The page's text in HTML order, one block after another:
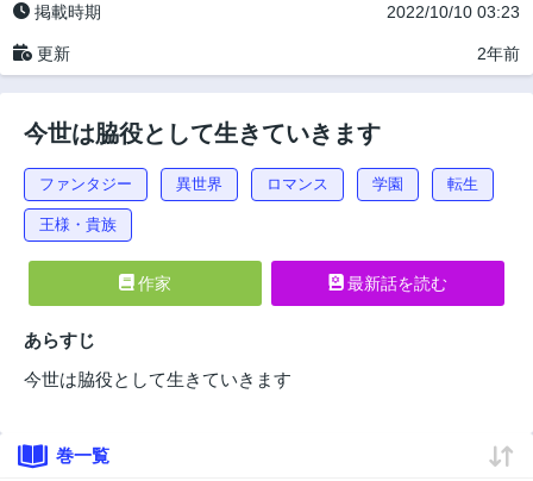
掲載時期 2022/10/10 03:23
更新 2年前
今世は脇役として生きていきます
ファンタジー 異世界 ロマンス 学園 転生
王様・貴族
作家 最新話を読む
あらすじ
今世は脇役として生きていきます
巻一覧